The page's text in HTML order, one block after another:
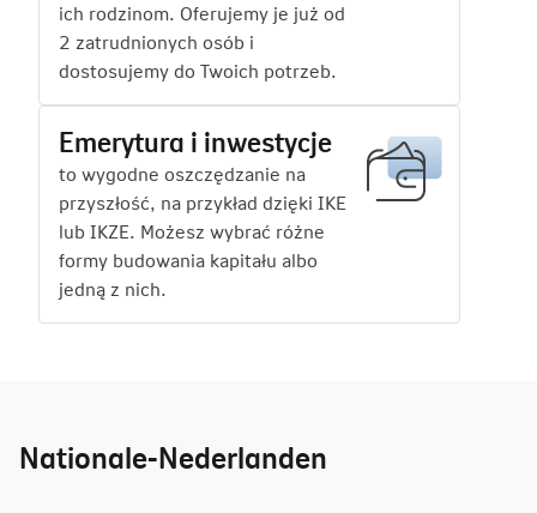
ich rodzinom. Oferujemy je już od
2 zatrudnionych osób i
dostosujemy do Twoich potrzeb.
Emerytura i inwestycje
to wygodne oszczędzanie na
przyszłość, na przykład dzięki IKE
lub IKZE. Możesz wybrać różne
formy budowania kapitału albo
jedną z nich.
Nationale-Nederlanden